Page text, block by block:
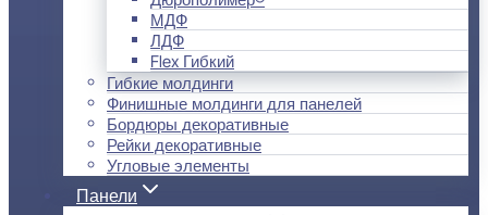
МДФ
ЛДФ
Flex Гибкий
Гибкие молдинги
Финишные молдинги для панелей
Бордюры декоративные
Рейки декоративные
Угловые элементы
Панели